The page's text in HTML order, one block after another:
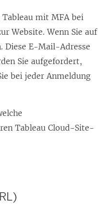
mit MFA bei
Website. Wenn Sie auf
Diese E-Mail-Adresse
Sie aufgefordert,
bei jeder Anmeldung
Tableau Cloud-Site-